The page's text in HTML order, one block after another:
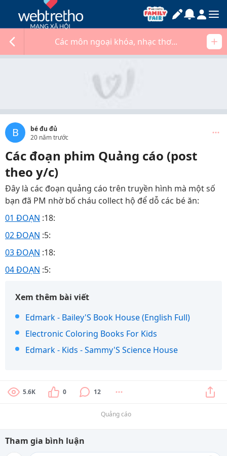
Các môn ngoại khóa, nhạc thơ...
B
bé đu đủ
20 năm trước
Các đoạn phim Quảng cáo (post
theo y/c)
Đây là các đoạn quảng cáo trên truyền hình mà một số
bạn đã PM nhờ bố cháu collect hộ để dỗ các bé ăn:
01 ĐOẠN :18:
02 ĐOẠN :5:
03 ĐOẠN :18:
04 ĐOẠN :5:
Xem thêm bài viết
Edmark - Bailey'S Book House (English Full)
Electronic Coloring Books For Kids
Edmark - Kids - Sammy'S Science House
5.6K 0 12
Quảng cáo
Tham gia bình luận